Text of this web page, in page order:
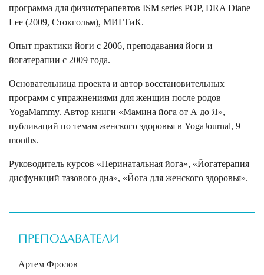
ПРЕПОДАВАТЕЛИ
Артем Фролов
программа для физиотерапевтов ISM series POP, DRA Diane
Lee (2009, Стокгольм), МИГТиК.
Опыт практики йоги с 2006, преподавания йоги и
йогатерапии с 2009 года.
Основательница проекта и автор восстановительных
программ с упражнениями для женщин после родов
YogaMammy. Автор книги «Мамина йога от А до Я»,
публикаций по темам женского здоровья в YogaJournal, 9
months.
Руководитель курсов «Перинатальная йога», «Йогатерапия
дисфункций тазового дна», «Йога для женского здоровья».